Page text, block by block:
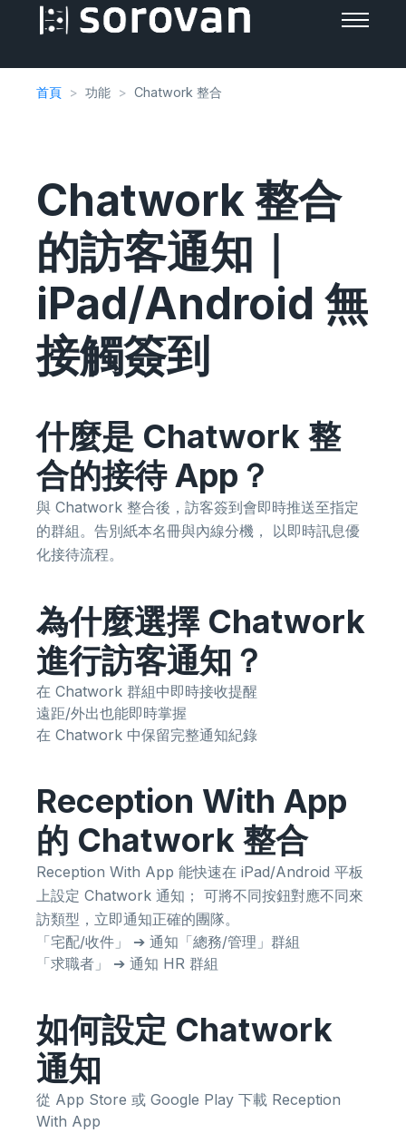
首頁 功能 Chatwork 整合
Chatwork 整合
的訪客通知｜
iPad/Android 無
接觸簽到
什麼是 Chatwork 整
合的接待 App？
與 Chatwork 整合後，訪客簽到會即時推送至指定
的群組。告別紙本名冊與內線分機， 以即時訊息優
化接待流程。
為什麼選擇 Chatwork
進行訪客通知？
在 Chatwork 群組中即時接收提醒
遠距/外出也能即時掌握
在 Chatwork 中保留完整通知紀錄
Reception With App
的 Chatwork 整合
Reception With App 能快速在 iPad/Android 平板
上設定 Chatwork 通知； 可將不同按鈕對應不同來
訪類型，立即通知正確的團隊。
「宅配/收件」 ➔ 通知「總務/管理」群組
「求職者」 ➔ 通知 HR 群組
如何設定 Chatwork
通知
從 App Store 或 Google Play 下載 Reception
With App